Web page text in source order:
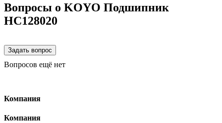
Вопросы о KOYO Подшипник
HC128020
Вопросов ещё нет
Компания
Компания